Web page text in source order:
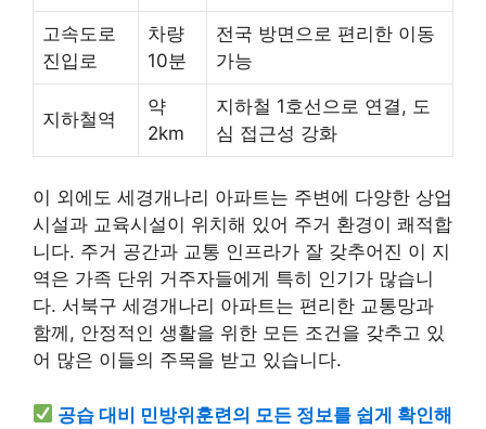
고속도로
진입로
차량
10분
전국 방면으로 편리한 이동
가능
지하철역
약
2km
지하철 1호선으로 연결, 도
심 접근성 강화
이 외에도 세경개나리 아파트는 주변에 다양한 상업
시설과 교육시설이 위치해 있어 주거 환경이 쾌적합
니다. 주거 공간과 교통 인프라가 잘 갖추어진 이 지
역은 가족 단위 거주자들에게 특히 인기가 많습니
다. 서북구 세경개나리 아파트는 편리한 교통망과
함께, 안정적인 생활을 위한 모든 조건을 갖추고 있
어 많은 이들의 주목을 받고 있습니다.
공습 대비 민방위훈련의 모든 정보를 쉽게 확인해